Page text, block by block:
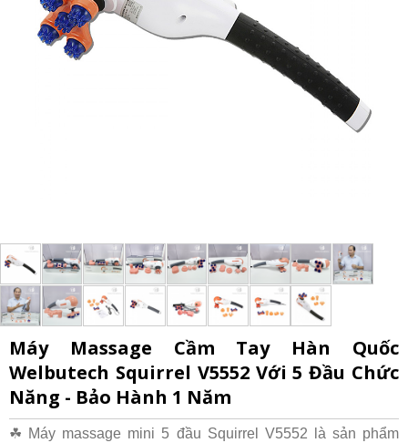
Máy Massage Cầm Tay Hàn Quốc
Welbutech Squirrel V5552 Với 5 Đầu Chức
Năng - Bảo Hành 1 Năm
☘ Máy massage mini 5 đầu Squirrel V5552 là sản phẩm